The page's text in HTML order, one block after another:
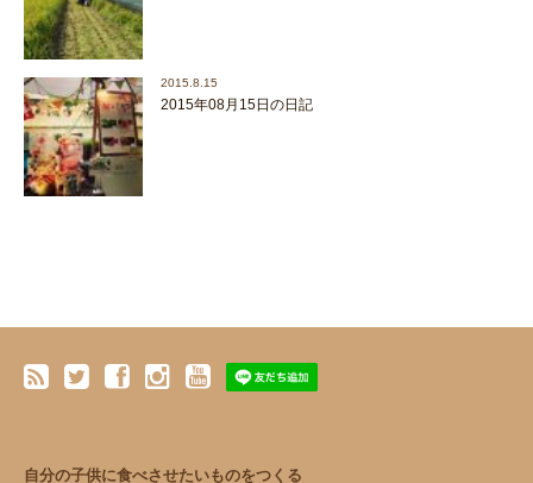
2015.8.15
2015年08月15日の日記
自分の子供に食べさせたいものをつくる